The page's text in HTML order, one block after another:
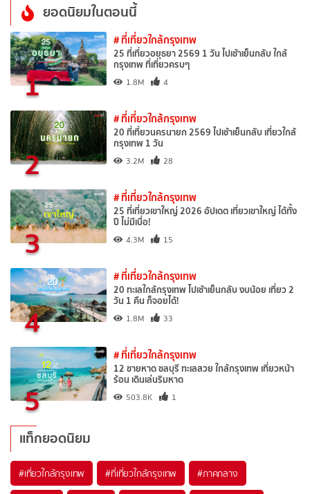
ยอดนิยมในตอนนี้
1
# ที่เที่ยวใกล้กรุงเทพ
25 ที่เที่ยวอยุธยา 2569 1 วัน ไปเช้าเย็นกลับ ใกล้
กรุงเทพ ที่เที่ยวครบๆ
1.8M 4
2
# ที่เที่ยวใกล้กรุงเทพ
20 ที่เที่ยวนครนายก 2569 ไปเช้าเย็นกลับ เที่ยวใกล้
กรุงเทพ 1 วัน
3.2M 28
3
# ที่เที่ยวใกล้กรุงเทพ
25 ที่เที่ยวเขาใหญ่ 2026 อัปเดต เที่ยวเขาใหญ่ ได้ทั้ง
ปี ไม่มีเบื่อ!
4.3M 15
4
# ที่เที่ยวใกล้กรุงเทพ
20 ทะเลใกล้กรุงเทพ ไปเช้าเย็นกลับ งบน้อย เที่ยว 2
วัน 1 คืน ก็จอยได้!
1.8M 33
5
# ที่เที่ยวใกล้กรุงเทพ
12 ชายหาด ชลบุรี ทะเลสวย ใกล้กรุงเทพ เที่ยวหน้า
ร้อน เดินเล่นริมหาด
503.8K 1
แท็กยอดนิยม
#เที่ยวใกล้กรุงเทพ #ที่เที่ยวใกล้กรุงเทพ #ภาคกลาง